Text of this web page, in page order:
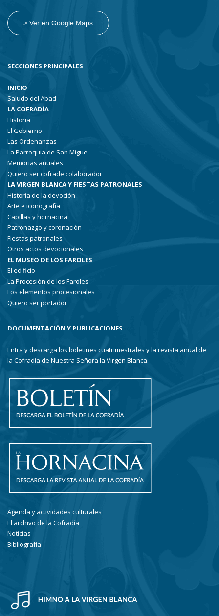
> Ver en Google Maps
SECCIONES PRINCIPALES
INICIO
Saludo del Abad
LA COFRADÍA
Historia
El Gobierno
Las Ordenanzas
La Parroquia de San Miguel
Memorias anuales
Quiero ser cofrade colaborador
LA VIRGEN BLANCA Y FIESTAS PATRONALES
Historia de la devoción
Arte e iconografía
Capillas y hornacina
Patronazgo y coronación
Fiestas patronales
Otros actos devocionales
EL MUSEO DE LOS FAROLES
El edificio
La Procesión de los Faroles
Los elementos procesionales
Quiero ser portador
DOCUMENTACIÓN Y PUBLICACIONES
Entra y descarga los boletines cuatrimestrales y la revista anual de
la Cofradía de Nuestra Señora la Virgen Blanca.
Agenda y actividades culturales
El archivo de la Cofradía
Noticias
Bibliografía